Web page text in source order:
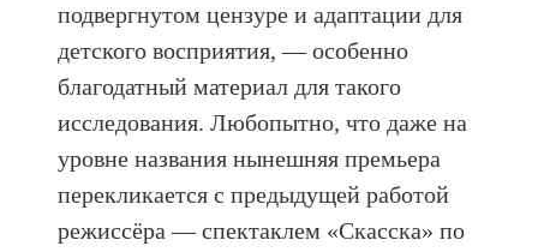
подвергнутом цензуре и адаптации для
детского восприятия, — особенно
благодатный материал для такого
исследования. Любопытно, что даже на
уровне названия нынешняя премьера
перекликается с предыдущей работой
режиссёра — спектаклем «Скасска» по